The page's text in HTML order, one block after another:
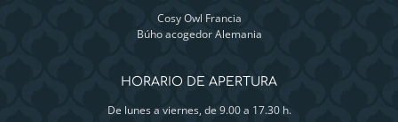
Cosy Owl Francia
Búho acogedor Alemania
HORARIO DE APERTURA
De lunes a viernes, de 9.00 a 17.30 h.